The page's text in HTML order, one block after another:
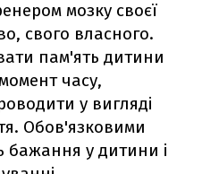
мозку своєї
свого власного.
пам'ять дитини
часу,
у вигляді
Обов'язковими
бажання у дитини і